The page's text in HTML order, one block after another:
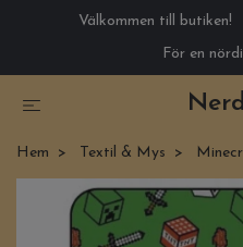
Välkommen till butiken!
För en
Hem Textil & Mys